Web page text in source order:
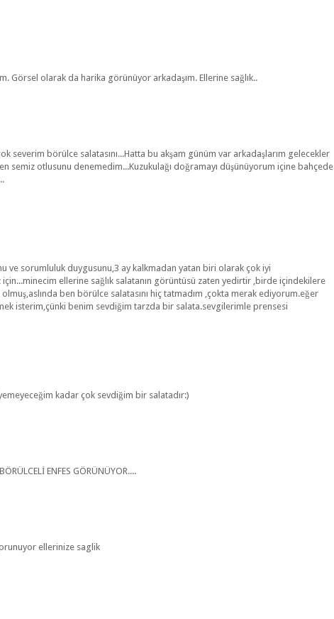
Görsel olarak da harika görünüyor arkadaşım. Ellerine sağlık..
severim börülce salatasını...Hatta bu akşam günüm var arkadaşlarım gelecekler
semiz otlusunu denemedim...Kuzukulağı doğramayı düşünüyorum içine bahçede
ve sorumluluk duygusunu,3 ay kalkmadan yatan biri olarak çok iyi
ellerine sağlık salatanın görüntüsü zaten yedirtir ,birde içindekilere
olmuş,aslında ben börülce salatasını hiç tatmadım ,çokta merak ediyorum.eğer
isterim,çünki benim sevdiğim tarzda bir salata.sevgilerimle prensesi
kadar çok sevdiğim bir salatadır:)
ENFES GÖRÜNÜYOR....
ellerinize saglik